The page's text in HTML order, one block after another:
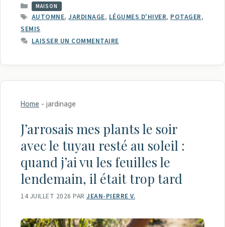
CATÉGORIES
MAISON
ÉTIQUETTES
AUTOMNE,JARDINAGE, LÉGUMES D'HIVER, POTAGER,
SEMIS
LAISSER UN COMMENTAIRE
Home - jardinage
J’arrosais mes plants le soir
avec le tuyau resté au soleil :
quand j’ai vu les feuilles le
lendemain, il était trop tard
14 JUILLET 2026 PAR JEAN-PIERRE V.